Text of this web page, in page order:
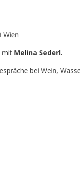
Wien
mit Melina Sederl.
bei Wein,